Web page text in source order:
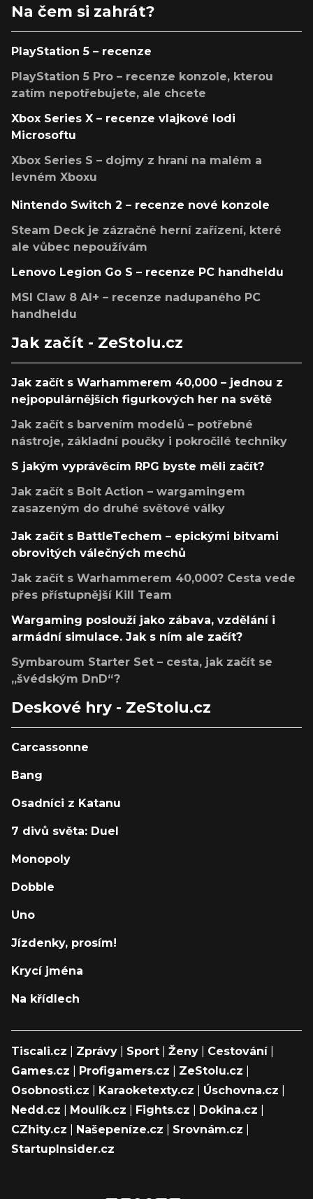
Na čem si zahrát?
PlayStation 5 – recenze
PlayStation 5 Pro – recenze konzole, kterou
zatím nepotřebujete, ale chcete
Xbox Series X – recenze vlajkové lodi
Microsoftu
Xbox Series S – dojmy z hraní na malém a
levném Xboxu
Nintendo Switch 2 – recenze nové konzole
Steam Deck je zázračné herní zařízení, které
ale vůbec nepoužívám
Lenovo Legion Go S – recenze PC handheldu
MSI Claw 8 AI+ – recenze nadupaného PC
handheldu
Jak začít - ZeStolu.cz
Jak začít s Warhammerem 40,000 – jednou z
nejpopulárnějších figurkových her na světě
Jak začít s barvením modelů – potřebné
nástroje, základní poučky i pokročilé techniky
S jakým vyprávěcím RPG byste měli začít?
Jak začít s Bolt Action – wargamingem
zasazeným do druhé světové války
Jak začít s BattleTechem – epickými bitvami
obrovitých válečných mechů
Jak začít s Warhammerem 40,000? Cesta vede
přes přístupnější Kill Team
Wargaming poslouží jako zábava, vzdělání i
armádní simulace. Jak s ním ale začít?
Symbaroum Starter Set – cesta, jak začít se
„švédským DnD“?
Deskové hry - ZeStolu.cz
Carcassonne
Bang
Osadníci z Katanu
7 divů světa: Duel
Monopoly
Dobble
Uno
Jízdenky, prosím!
Krycí jména
Na křídlech
Tiscali.cz Zprávy Sport Ženy Cestování|
Games.cz
Profigamers.cz ZeStolu.cz
Osobnosti.cz
Karaoketexty.cz Úschovna.cz
Nedd.cz
Moulík.cz Fights.cz Dokina.cz
CZhity.cz
Našepeníze.cz Srovnám.cz
StartupInsider.cz